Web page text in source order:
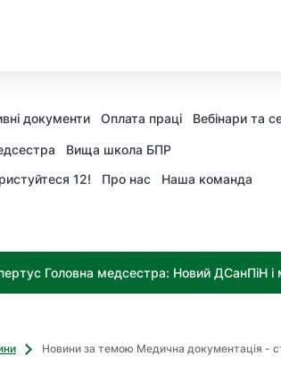
документи Оплата праці Вебінари та
Вища школа БПР
12! Про нас Наша команда
Головна медсестра: Новий ДСанПіН і
Новини за темою Медична документація -